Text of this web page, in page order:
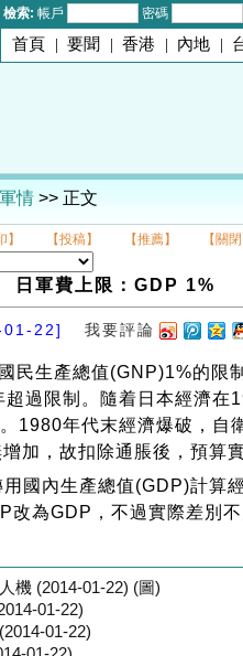
檢索: 帳戶 密碼
首頁 | 要聞 | 香港 | 內地 |
情 >> 正文
】 【投稿】 【推薦】 【關
日軍費上限：GDP 1%
22] 我要評論
民生產總值(GNP)1%的限
過限制。隨着日本經濟在
1980年代末經濟爆破，自
加，故扣除通脹後，預算
國內生產總值(GDP)計算
改為GDP，不過實際差別
機 (2014-01-22) (圖)
01-22)
01-22)